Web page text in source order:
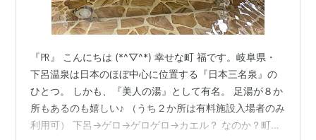
『㏚』 こんにちは (*^▽^*) 幸せな町 福です。岐阜県・
下呂温泉は日本のほぼ中心に位置する『日本三名泉』の
ひとつ。 しかも、『美人の湯』として有名。 足湯が８か
所もあるのも嬉しい♪ （うち２か所は有料施設入場者のみ
利用可） 下呂→ゲロ→ゲロゲロ→カエル？ なのか？町中